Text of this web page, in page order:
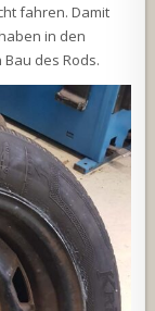
fahren. Damit
in den
des Rods.